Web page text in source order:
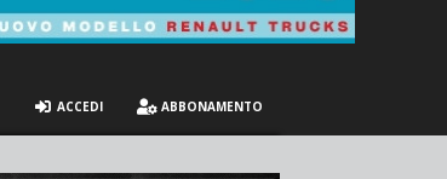
ACCEDI ABBONAMENTO